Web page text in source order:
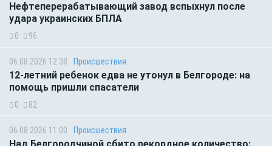
Нефтеперерабатывающий завод вспыхнул после
удара украинских БПЛА
0 96
06.08.2026 12:38 Происшествия
12-летний ребенок едва не утонул в Белгороде: на
помощь пришли спасатели
0 82
06.08.2026 11:00 Происшествия